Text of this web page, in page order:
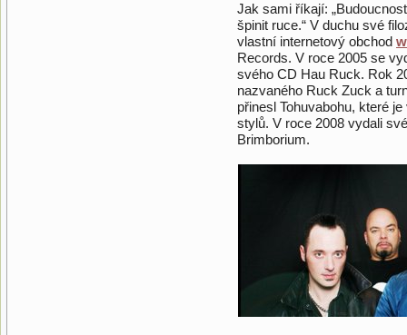
Jak sami říkají:
špinit ruce.“ V duchu své
vlastní internetový obchod
Records. V roce 2005 se
svého CD Hau Ruck. Rok
nazvaného Ruck Zuck a
přinesl Tohuvabohu, které
stylů. V roce 2008 vydali
Brimborium.